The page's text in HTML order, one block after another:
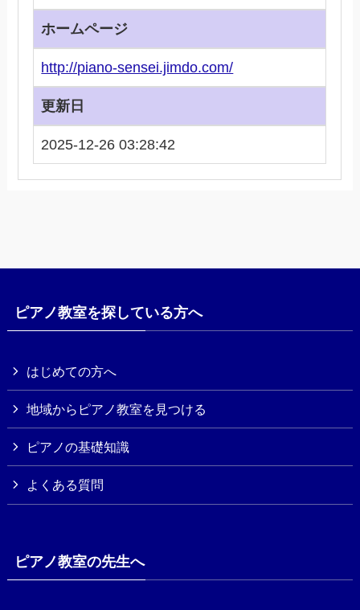
ホームページ
http://piano-sensei.jimdo.com/
更新日
2025-12-26 03:28:42
ピアノ教室を探している方へ
はじめての方へ
地域からピアノ教室を見つける
ピアノの基礎知識
よくある質問
ピアノ教室の先生へ